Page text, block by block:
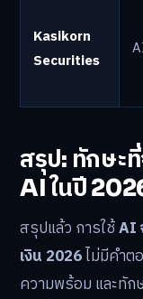
Kasikorn
Securities
สรุป: ทักษะ
AI ในปี
สรุปแล้ว การใช้AI
เงิน 2026ไม่มีคำต
ความพร้อม และทัก